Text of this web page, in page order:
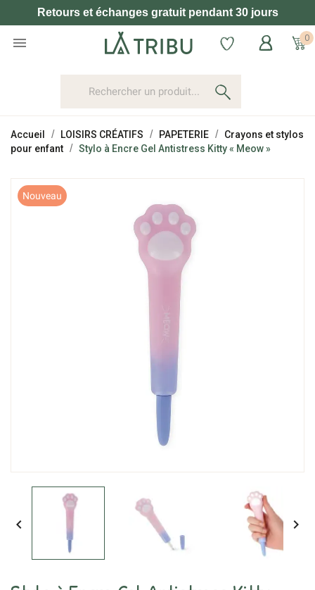
Retours et échanges gratuit pendant 30 jours
 0
Accueil LOISIRS CRÉATIFS PAPETERIE
Crayons et stylos
pour enfant
Stylo à Encre Gel Antistress Kitty « Meow »
Nouveau
 